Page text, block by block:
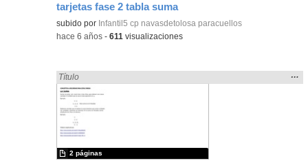
tarjetas fase 2 tabla suma
subido por Infantil5 cp navasdetolosa paracuellos
-hace 6 años -611 visualizaciones
Encontrado «sumar» en:
Título
la
…
2 páginas